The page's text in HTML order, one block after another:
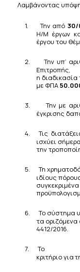
Λαμβάνοντας
1. Την από 30/
Η/Μ έργων
έργου του
2. Την υπ’
η διαδικασία
με ΦΠΑ
3. Την με
έγκρισης
4.
Τις
ισχύει
την
5.
Τη
ιδίους
6.
Το σύστημα
τα
4412/2016.
7.
Το
κριτήριογια